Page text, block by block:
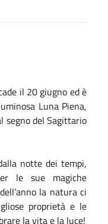
il 20 giugno ed è
Luna Piena,
segno del Sagittario
notte dei tempi,
le sue magiche
la natura ci
proprietà e le
la vita e la luce!